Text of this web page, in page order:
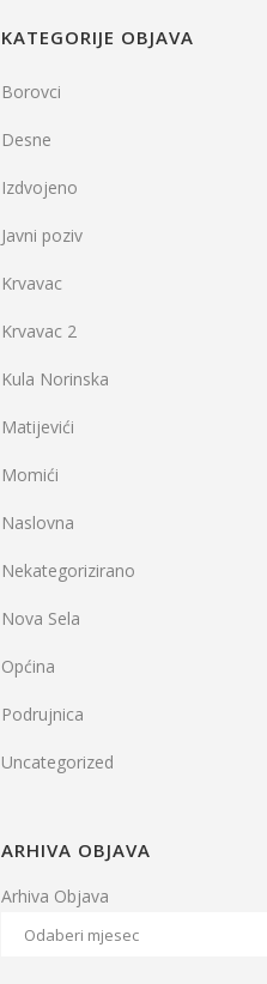
KATEGORIJE OBJAVA
Borovci
Desne
Izdvojeno
Javni poziv
Krvavac
Krvavac 2
Kula Norinska
Matijevići
Momići
Naslovna
Nekategorizirano
Nova Sela
Općina
Podrujnica
Uncategorized
ARHIVA OBJAVA
Arhiva Objava